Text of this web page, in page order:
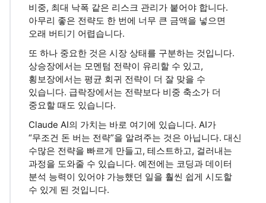
비중, 최대 낙폭 같은 리스크 관리가 붙어야 합니다.
아무리 좋은 전략도 한 번에 너무 큰 금액을 넣으면
오래 버티기 어렵습니다.
또 하나 중요한 것은 시장 상태를 구분하는 것입니다.
상승장에서는 모멘텀 전략이 유리할 수 있고,
횡보장에서는 평균 회귀 전략이 더 잘 맞을 수
있습니다. 급락장에서는 전략보다 비중 축소가 더
중요할 때도 있습니다.
Claude AI의 가치는 바로 여기에 있습니다. AI가
“무조건 돈 버는 전략”을 알려주는 것은 아닙니다. 대신
수많은 전략을 빠르게 만들고, 테스트하고, 걸러내는
과정을 도와줄 수 있습니다. 예전에는 코딩과 데이터
분석 능력이 있어야 가능했던 일을 훨씬 쉽게 시도할
수 있게 된 것입니다.